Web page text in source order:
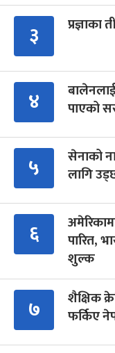
३
४
पाएको
५
सेनाको
लागि
६
पारित,
शुल्क
७
शैक्षिक
फर्किए